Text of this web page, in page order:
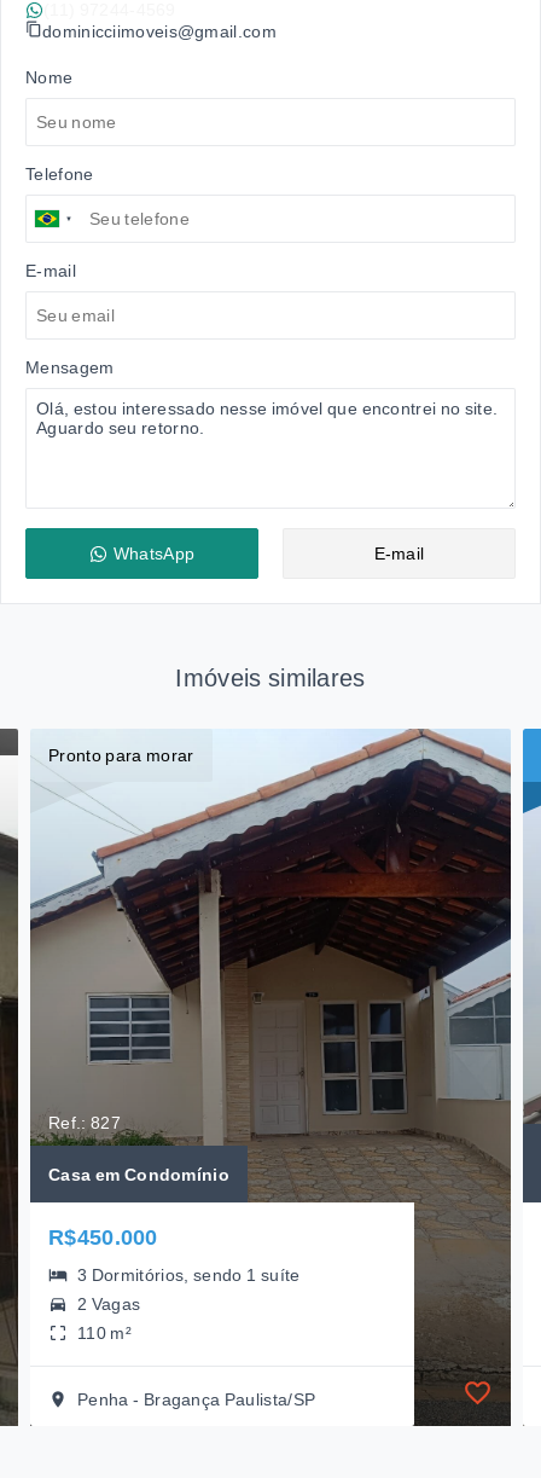
dominicciimoveis@gmail.com
Nome
Telefone
E-mail
Mensagem
WhatsApp E-mail
Imóveis similares
Pronto para morar
Ref.: 827
Casa em Condomínio
R$450.000
3 Dormitórios, sendo 1 suíte
2 Vagas
110 m²
Penha - Bragança Paulista/SP